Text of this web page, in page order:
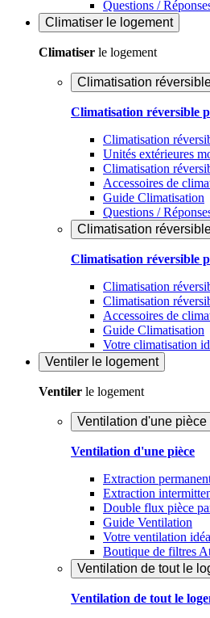
Questions /
Climatiser le logement
Climatiser le logement
Climatisation
Climatisation réversible
Climatisation
Unités extérieures
Climatisation
Accessoires de
Guide Climatisation
Questions /
Climatisation
Climatisation réversible
Climatisation
Climatisation
Accessoires de
Guide Climatisation
Votre climatisation
Ventiler le logement
Ventiler le logement
Ventilation d'une pièce
Ventilation d'une pièce
Extraction
Extraction
Double flux pièce
Guide Ventilation
Votre ventilation
Boutique de filtres
Ventilation de tout le
Ventilation de tout le